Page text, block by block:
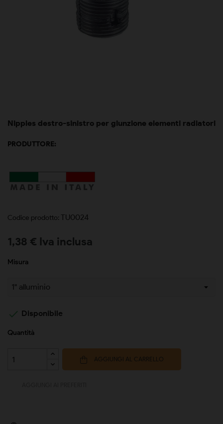
Nipples destro-sinistro per giunzione elementi radiatori
PRODUTTORE:
Codice prodotto: TU0024
1,38 € Iva inclusa
Misura
 Disponibile
Quantità
AGGIUNGI AL CARRELLO